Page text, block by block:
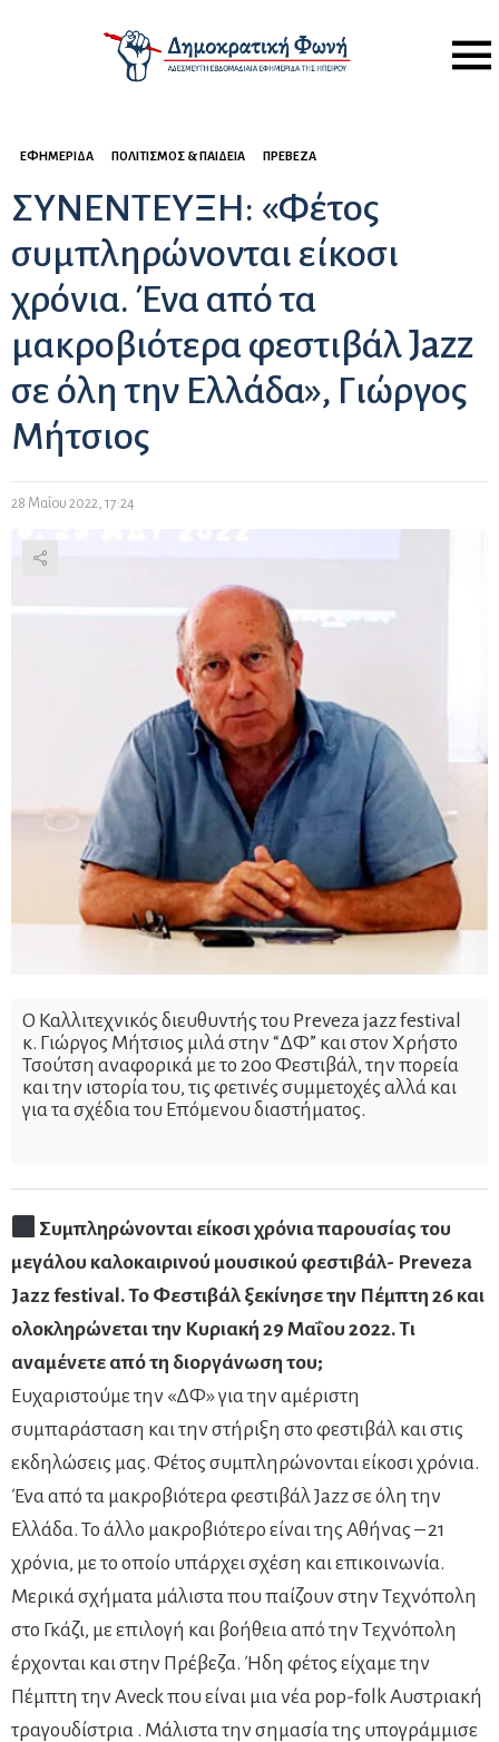
Menu
ΕΦΗΜΕΡΊΔΑ ΠΟΛΙΤΙΣΜΌΣ & ΠΑΙΔΕΊΑ ΠΡΈΒΕΖΑ
ΣΥΝΕΝΤΕΥΞΗ: «Φέτος
συμπληρώνονται είκοσι
χρόνια. Ένα από τα
μακροβιότερα φεστιβάλ Jazz
σε όλη την Ελλάδα», Γιώργος
Μήτσιος
28 Μαΐου 2022, 17:24
Ο Καλλιτεχνικός διευθυντής του Preveza jazz festival
κ. Γιώργος Μήτσιος μιλά στην “ΔΦ” και στον Χρήστο
Τσούτση αναφορικά με το 20ο Φεστιβάλ, την πορεία
και την ιστορία του, τις φετινές συμμετοχές αλλά και
για τα σχέδια του Επόμενου διαστήματος.
Συμπληρώνονται είκοσι χρόνια παρουσίας του
μεγάλου καλοκαιρινού μουσικού φεστιβάλ- Preveza
Jazz festival. To Φεστιβάλ ξεκίνησε την Πέμπτη 26 και
ολοκληρώνεται την Κυριακή 29 Μαΐου 2022. Τι
αναμένετε από τη διοργάνωση του;
Ευχαριστούμε την «ΔΦ» για την αμέριστη
συμπαράσταση και την στήριξη στο φεστιβάλ και στις
εκδηλώσεις μας. Φέτος συμπληρώνονται είκοσι χρόνια.
Ένα από τα μακροβιότερα φεστιβάλ Jazz σε όλη την
Ελλάδα. Το άλλο μακροβιότερο είναι της Αθήνας – 21
χρόνια, με το οποίο υπάρχει σχέση και επικοινωνία.
Μερικά σχήματα μάλιστα που παίζουν στην Τεχνόπολη
στο Γκάζι, με επιλογή και βοήθεια από την Τεχνόπολη
έρχονται και στην Πρέβεζα. Ήδη φέτος είχαμε την
Πέμπτη την Aveck που είναι μια νέα pop-folk Αυστριακή
τραγουδίστρια . Μάλιστα την σημασία της υπογράμμισε